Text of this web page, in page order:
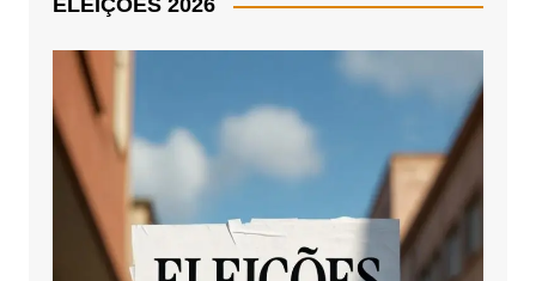
ELEIÇÕES 2026